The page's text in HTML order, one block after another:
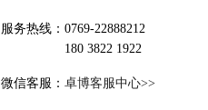
服务热线：0769-22888212
180 3822 1922
微信客服： 卓博客服中心>>